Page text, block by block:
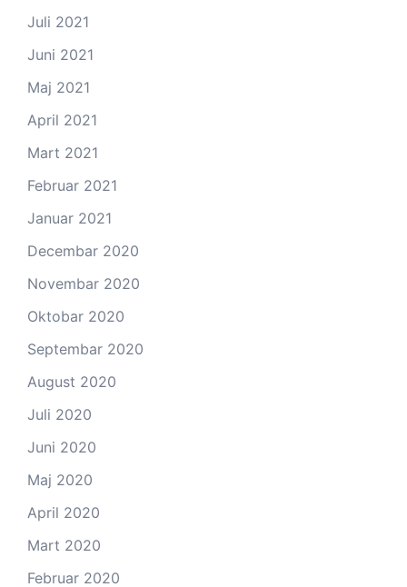
Juli 2021
Juni 2021
Maj 2021
April 2021
Mart 2021
Februar 2021
Januar 2021
Decembar 2020
Novembar 2020
Oktobar 2020
Septembar 2020
August 2020
Juli 2020
Juni 2020
Maj 2020
April 2020
Mart 2020
Februar 2020